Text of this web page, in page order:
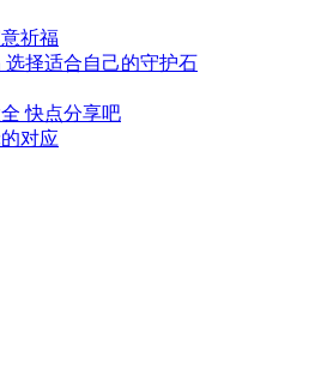
祈福
择适合自己的守护石
快点分享吧
对应